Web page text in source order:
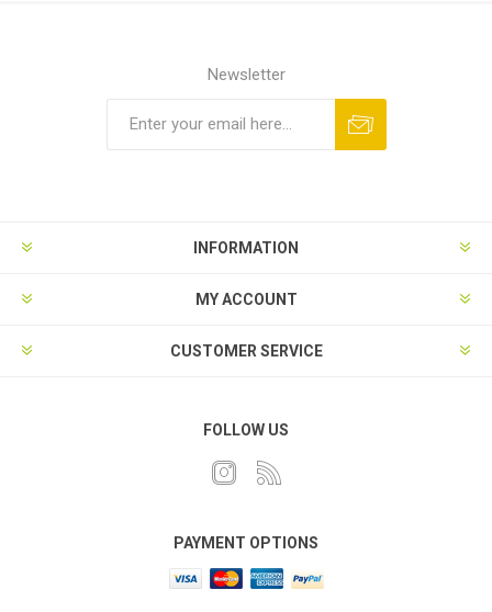
Newsletter
INFORMATION
MY ACCOUNT
CUSTOMER SERVICE
FOLLOW US
PAYMENT OPTIONS